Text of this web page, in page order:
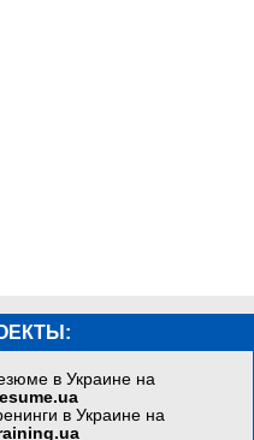
в Украине на
в Украине на